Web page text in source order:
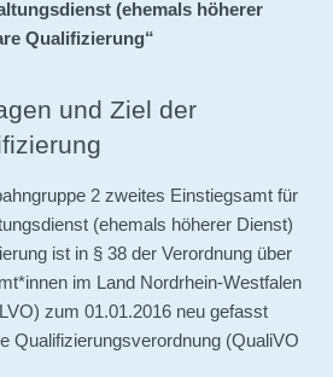
Newsletter
(ehemals höherer
Qualifizierung“
und Ziel der
2 zweites Einstiegsamt für
(ehemals höherer Dienst)
ist in § 38 der Verordnung über
im Land Nordrhein-Westfalen
zum 01.01.2016 neu gefasst
Qualifizierungsverordnung (QualiVO